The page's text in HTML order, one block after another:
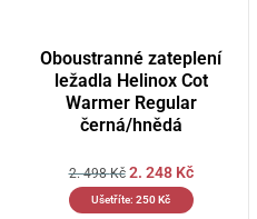
Oboustranné zateplení
ležadla Helinox Cot
Warmer Regular
černá/hnědá
2. 498Kč 2. 248 Kč
Ušetříte: 250Kč